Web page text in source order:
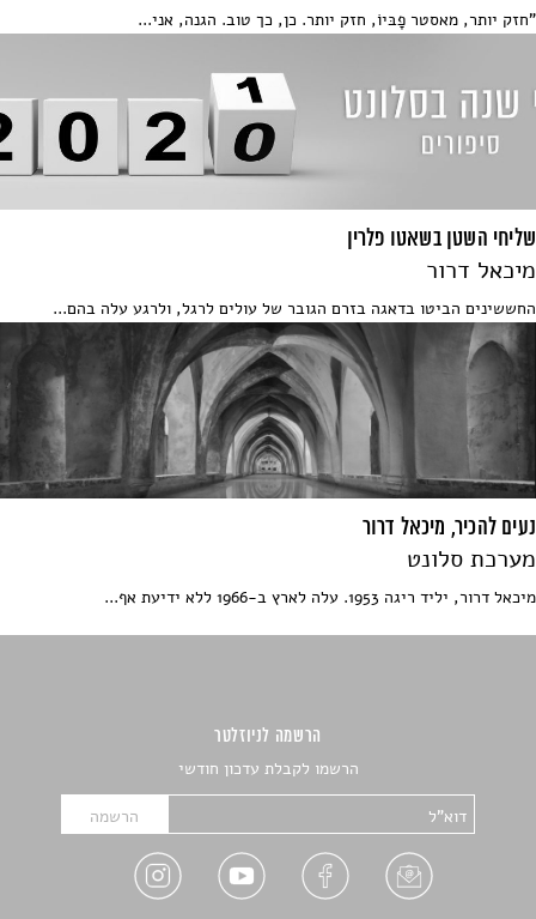
"חזק יותר, מאסטר פָבּיוֹ, חזק יותר. כן, כך טוב. הגנה, אני...
שליחי השטן בשאטו פלרין
מיכאל דרור
החששינים הביטו בדאגה בזרם הגובר של עולים לרגל, ולרגע עלה בהם...
נעים להכיר, מיכאל דרור
מערכת סלונט
מיכאל דרור, יליד ריגה 1953. עלה לארץ ב-1966 ללא ידיעת אף...
הרשמה לניוזלטר
הרשמו לקבלת עדכון חודשי